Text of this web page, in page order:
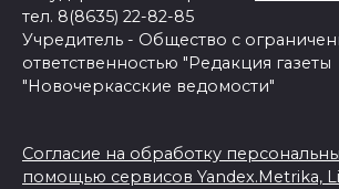
тел. 8(8635) 22-82-85
Учредитель - Общество с
ответственностью "Редакция газеты
"Новочеркасские ведомости"
Согласие на обработку
помощью сервисов Yandex.Metrika,